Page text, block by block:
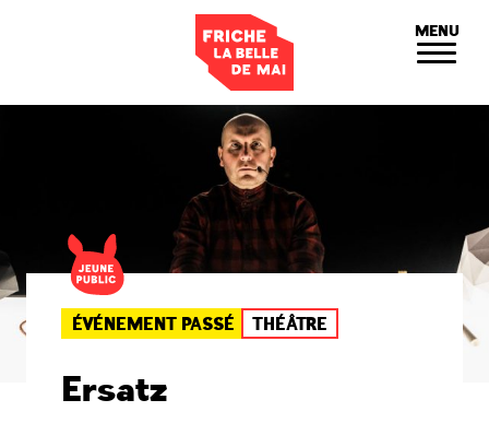
MENU
ÉVÉNEMENT PASSÉ THÉÂTRE
Ersatz
Panneau de gestion des cookies